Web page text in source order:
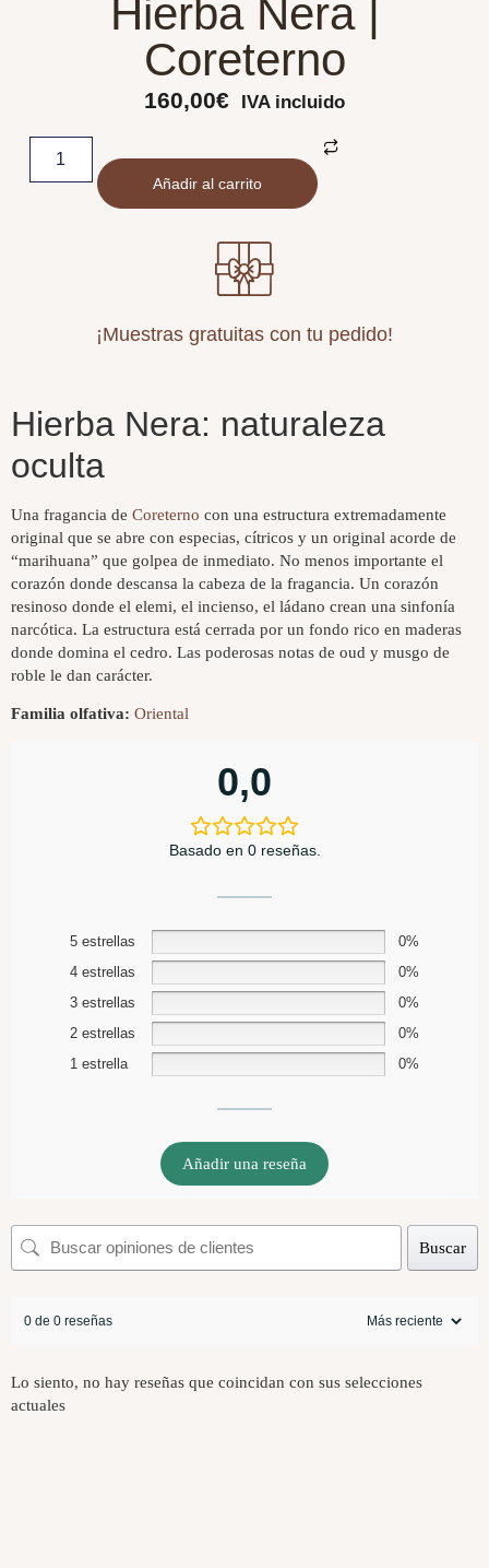
Hierba Nera |
Coreterno
160,00€ IVA incluido
Añadir al carrito
¡Muestras gratuitas con tu pedido!
Hierba Nera: naturaleza
oculta
Una fragancia de Coreterno con una estructura extremadamente
original que se abre con especias, cítricos y un original acorde de
“marihuana” que golpea de inmediato. No menos importante el
corazón donde descansa la cabeza de la fragancia. Un corazón
resinoso donde el elemi, el incienso, el ládano crean una sinfonía
narcótica. La estructura está cerrada por un fondo rico en maderas
donde domina el cedro. Las poderosas notas de oud y musgo de
roble le dan carácter.
Familia olfativa: Oriental
0,0
Basado en 0 reseñas.
5 estrellas
0%
4 estrellas
0%
3 estrellas
0%
2 estrellas
0%
1 estrella
0%
Añadir una reseña
Buscar
0 de 0 reseñas
Lo siento, no hay reseñas que coincidan con sus selecciones
actuales